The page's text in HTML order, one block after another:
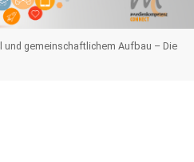
und gemeinschaftlichem Aufbau – Die